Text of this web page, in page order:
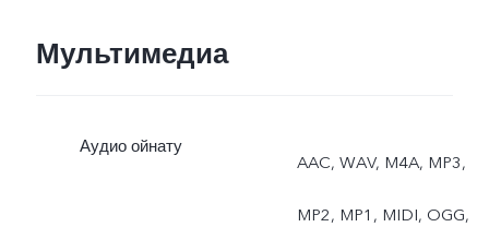
Мультимедиа
Аудио ойнату
AAC, WAV, M4A, MP3,
MP2, MP1, MIDI, OGG,